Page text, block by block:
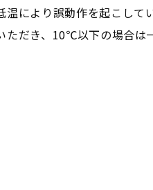
温により誤動作を起こして
ただき、10℃以下の場合は